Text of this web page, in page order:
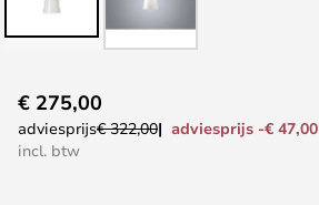
naar
het
€ 275,00
adviesprijs€ 322,00
adviesprijs -€ 47,00
incl. btw